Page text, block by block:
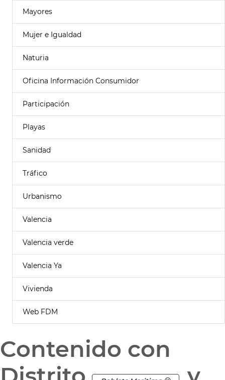
Mayores
Mujer e Igualdad
Naturia
Oficina Información Consumidor
Participación
Playas
Sanidad
Tráfico
Urbanismo
Valencia
Valencia verde
Valencia Ya
Vivienda
Web FDM
Contenido con